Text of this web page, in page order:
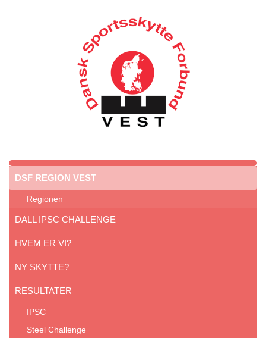
DSF REGION VEST
Regionen
DALL IPSC CHALLENGE
HVEM ER VI?
NY SKYTTE?
RESULTATER
IPSC
Steel Challenge